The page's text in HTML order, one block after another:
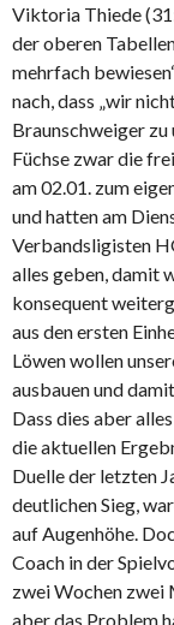
Viktoria Thiede
der oberen
mehrfach
nach, dass „wir
Braunschweiger zu
Füchse zwar die
am 02.01. zum
und hatten am
Verbandsligisten
alles geben, damit
konsequent
aus den ersten
Löwen wollen
ausbauen und
Dass dies aber
die aktuellen
Duelle der letzten
deutlichen Sieg,
auf Augenhöhe.
Coach in der
zwei Wochen zwei
aber das Problem